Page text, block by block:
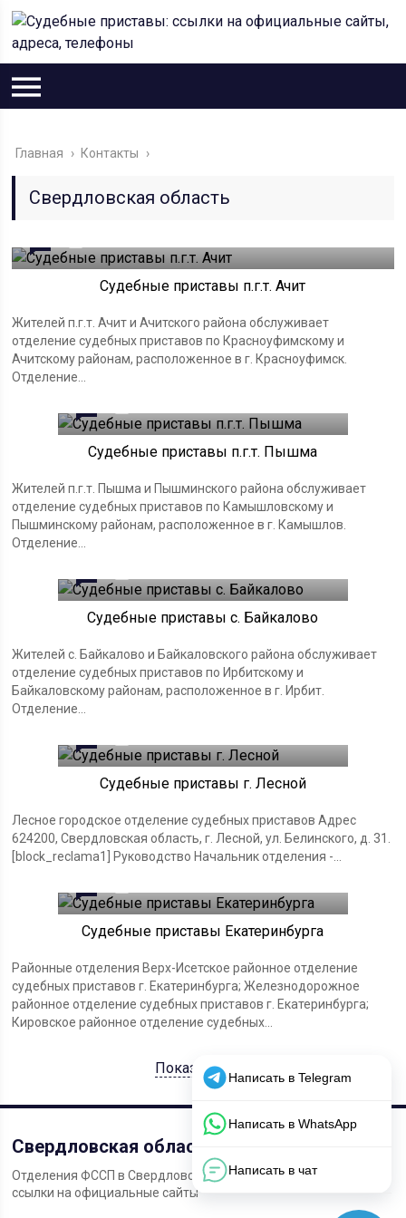
Главная › Контакты ›
Свердловская область
Судебные приставы п.г.т. Ачит
Жителей п.г.т. Ачит и Ачитского района обслуживает
отделение судебных приставов по Красноуфимскому и
Ачитскому районам, расположенное в г. Красноуфимск.
Отделение...
Судебные приставы п.г.т. Пышма
Жителей п.г.т. Пышма и Пышминского района обслуживает
отделение судебных приставов по Камышловскому и
Пышминскому районам, расположенное в г. Камышлов.
Отделение...
Судебные приставы с. Байкалово
Жителей с. Байкалово и Байкаловского района обслуживает
отделение судебных приставов по Ирбитскому и
Байкаловскому районам, расположенное в г. Ирбит.
Отделение...
Судебные приставы г. Лесной
Лесное городское отделение судебных приставов Адрес
624200, Свердловская область, г. Лесной, ул. Белинского, д. 31.
[block_reclama1] Руководство Начальник отделения -...
Судебные приставы Екатеринбурга
Районные отделения Верх-Исетское районное отделение
судебных приставов г. Екатеринбурга; Железнодорожное
районное отделение судебных приставов г. Екатеринбурга;
Кировское районное отделение судебных...
Показать ещё
Свердловская область
Отделения ФССП в Свердловской области: адреса, телефоны,
ссылки на официальные сайты